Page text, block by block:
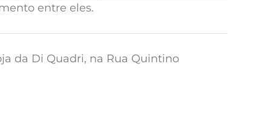
entre eles.
da Di Quadri, na Rua Quintino